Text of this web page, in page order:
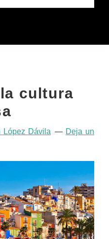
cultura
López Dávila
Deja un